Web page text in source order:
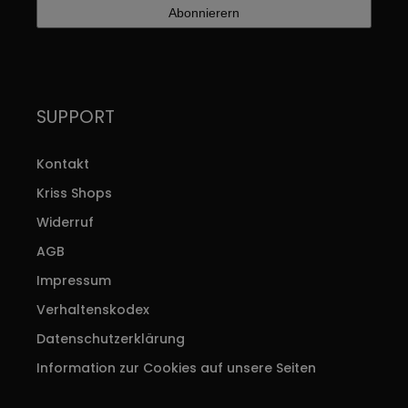
SUPPORT
Kontakt
Kriss Shops
Widerruf
AGB
Impressum
Verhaltenskodex
Datenschutzerklärung
Information zur Cookies auf unsere Seiten